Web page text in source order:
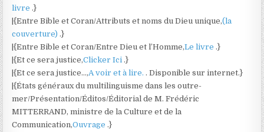
livre .}
|{Entre Bible et Coran/Attributs et noms du Dieu unique,(la
couverture) .}
|{Entre Bible et Coran/Entre Dieu et l’Homme,Le livre .}
|{Et ce sera justice,Clicker Ici .}
|{Et ce sera justice…,A voir et à lire. . Disponible sur internet.}
|{États généraux du multilinguisme dans les outre-
mer/Présentation/Éditos/Éditorial de M. Frédéric
MITTERRAND, ministre de la Culture et de la
Communication,Ouvrage .}